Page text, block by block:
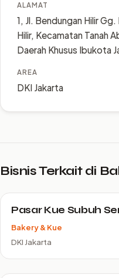
ALAMAT
1, Jl. Bendungan Hilir
Hilir, Kecamatan Tanah
Daerah Khusus Ibukota
AREA
DKI Jakarta
Bisnis Terkait di
Pasar Kue Subuh
Bakery & Kue
DKI Jakarta